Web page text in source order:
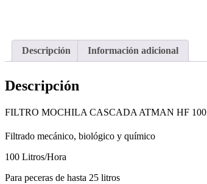
Descripción Información adicional
Descripción
FILTRO MOCHILA CASCADA ATMAN HF 100
Filtrado mecánico, biológico y químico
100 Litros/Hora
Para peceras de hasta 25 litros